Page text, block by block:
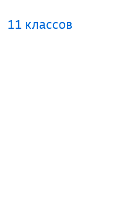
11 классов